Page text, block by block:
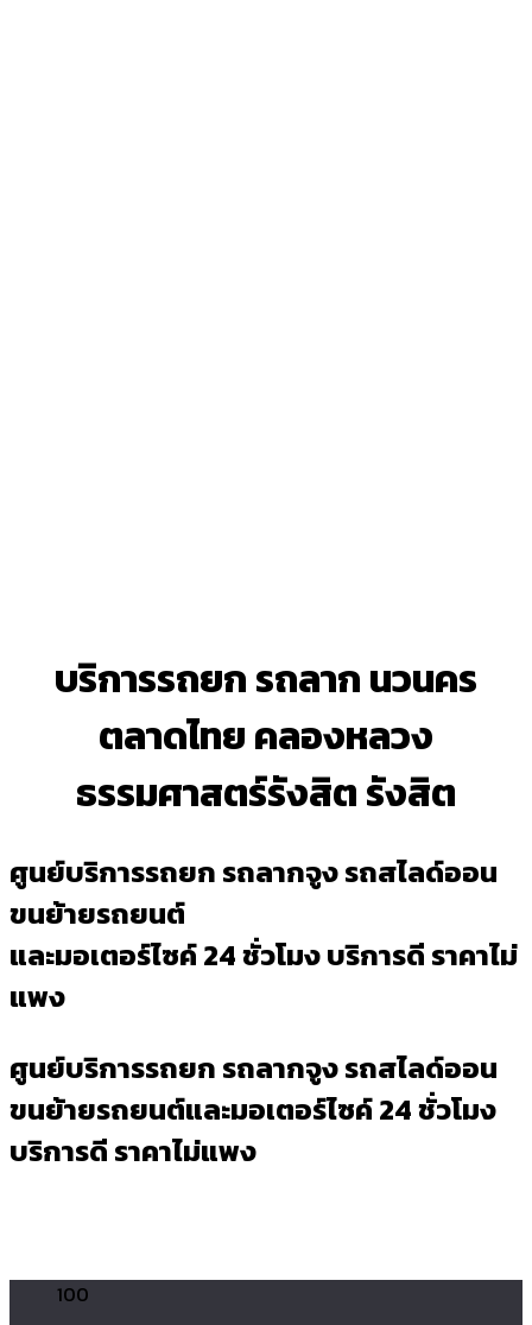
บริการรถยก รถลาก นวนคร
ตลาดไทย คลองหลวง
ธรรมศาสตร์รังสิต รังสิต
ศูนย์บริการรถยก รถลากจูง รถสไลด์ออน
ขนย้ายรถยนต์
และมอเตอร์ไซค์ 24 ชั่วโมง บริการดี ราคาไม่
แพง
ศูนย์บริการรถยก รถลากจูง รถสไลด์ออน
ขนย้ายรถยนต์และมอเตอร์ไซค์ 24 ชั่วโมง
บริการดี ราคาไม่แพง
100